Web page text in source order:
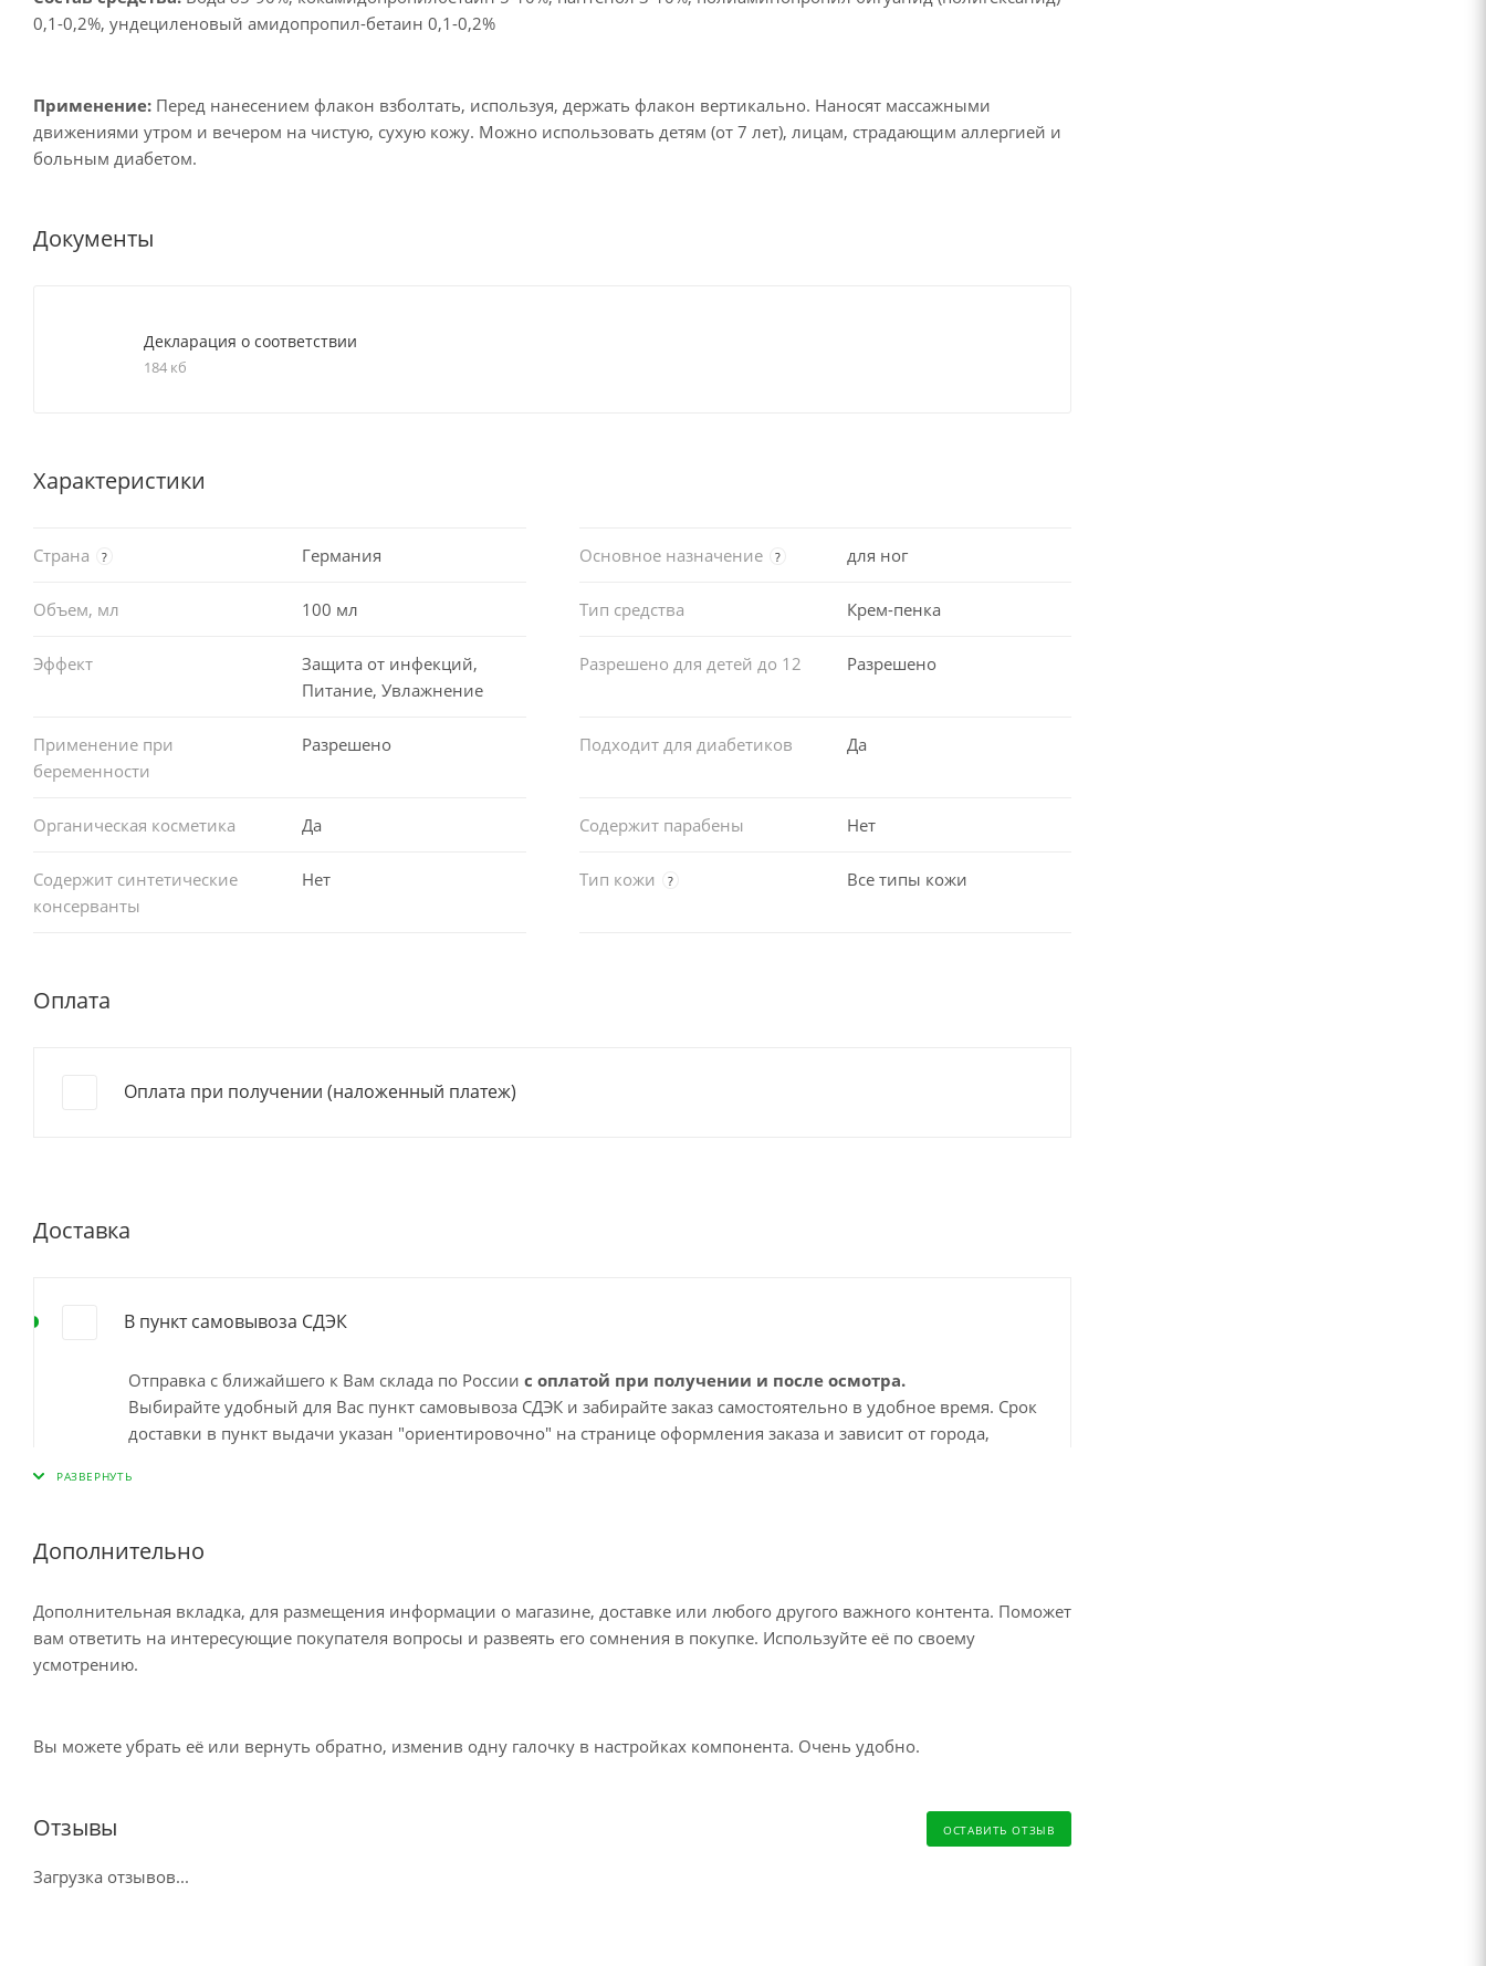
0,1-0,2%, ундециленовый амидопропил-бетаин 0,1-0,2%
Применение: Перед нанесением флакон взболтать, используя, держать флакон вертикально. Наносят массажными
движениями утром и вечером на чистую, сухую кожу. Можно использовать детям (от 7 лет), лицам, страдающим аллергией и
больным диабетом.
Документы
Декларация о соответствии
184 кб
Характеристики
Страна ? Германия Основное назначение ? для ног
Объем, мл 100 мл Тип средства Крем-пенка
Эффект
Защита от инфекций,
Питание, Увлажнение
Разрешено для детей до 12 Разрешено
Применение при
беременности
Разрешено Подходит для диабетиков Да
Органическая косметика Да Содержит парабены Нет
Содержит синтетические
консерванты
Нет Тип кожи ? Все типы кожи
Оплата
Оплата при получении (наложенный платеж)
Доставка
В пункт самовывоза СДЭК
Отправка с ближайшего к Вам склада по России с оплатой при получении и после осмотра.
Выбирайте удобный для Вас пункт самовывоза СДЭК и забирайте заказ самостоятельно в удобное время. Срок
доставки в пункт выдачи указан "ориентировочно" на странице оформления заказа и зависит от города,
пункте самовывоза до 10 дней Остались вопросы по доставке напишите нам?
Доставка курьером СДЭК по России
Дополнительно
Дополнительная вкладка, для размещения информации о магазине, доставке или любого другого важного контента. Поможет
вам ответить на интересующие покупателя вопросы и развеять его сомнения в покупке. Используйте её по своему
усмотрению.
Вы можете убрать её или вернуть обратно, изменив одну галочку в настройках компонента. Очень удобно.
Отзывы ОСТАВИТЬ ОТЗЫВ
Загрузка отзывов...